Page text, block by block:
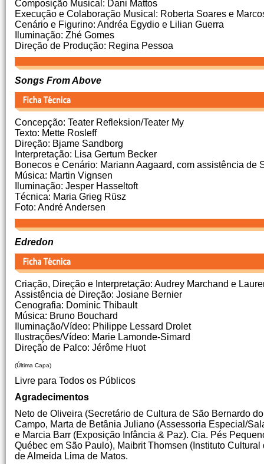
Composição Musical: Dani Mattos
Execução e Colaboração Musical: Roberta Soares e
Cenário e Figurino: Andréa Egydio e Lilian Guerra
Iluminação: Zhé Gomes
Direção de Produção: Regina Pessoa
Songs From Above
Concepção: Teater Refleksion/Teater My
Texto: Mette Rosleff
Direção: Bjame Sandborg
Interpretação: Lisa Gertum Becker
Bonecos e Cenário: Mariann Aagaard, com assistência de
Música: Martin Vignsen
Iluminação: Jesper Hasseltoft
Técnica: Maria Grieg Rüsz
Foto: André Andersen
Edredon
Criação, Direção e Interpretação: Audrey Marchand e
Assistência de Direção: Josiane Bernier
Cenografia: Dominic Thibault
Música: Bruno Bouchard
Iluminação/Vídeo: Philippe Lessard Drolet
Ilustrações/Vídeo: Marie Lamonde-Simard
Direção de Palco: Jérôme Huot
(Última Capa)
Livre para Todos os Públicos
Agradecimentos
Neto de Oliveira (Secretário de Cultura de São Bernardo
Campo, Marta de Betânia Juliano (Assessoria Especial/
e Marcia Barr (Exposição Infância & Paz). Cia. Pés
Québec em São Paulo), Maibrit Thomsen (Instituto
de Almeida Lima de Matos.